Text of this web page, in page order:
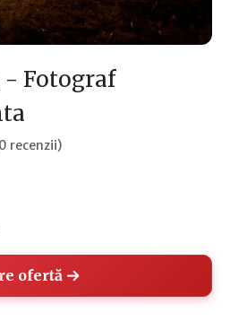
Fotograf
recenzii)
ofertă